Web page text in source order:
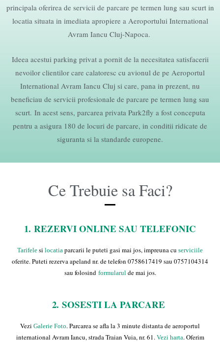
principala oferirea de servicii de parcare pe termen lung sau scurt in
locatia situata in imediata apropiere a Aeroportului International
Avram Iancu Cluj-Napoca.
Ideea acestui parking privat a pornit de la necesitatea satisfacerii
nevoilor clientilor care calatoresc cu avionul de pe Aeroportul
International Avram Iancu Cluj si care, pana in prezent, nu
beneficiau de servicii profesionale de parcare pe termen lung sau
scurt. In acest sens, parcarea privata Park2fly a fost conceputa
pentru a asigura 180 de locuri de parcare, in conditii ridicate de
siguranta si la standarde europene.
Ce Trebuie sa Faci?
1. REZERVI ONLINE SAU TELEFONIC
Tarifele si locatia parcarii le puteti gasi mai jos, impreuna cu serviciile
oferite. Puteti rezerva apeland nr. de telefon 0758617419 sau 0757104314
sau folosind formularul de mai jos.
2. SOSESTI LA PARCARE
Vezi Galerie Foto. Parcarea se afla la 3 minute distanta de aeroportul
international Avram Iancu, strada Traian Vuia, nr. 61. Vezi harta. Oferim